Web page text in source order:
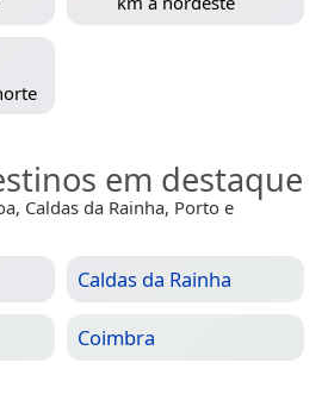
em destaque
Caldas da Rainha, Porto e
Caldas da Rainha
Coimbra